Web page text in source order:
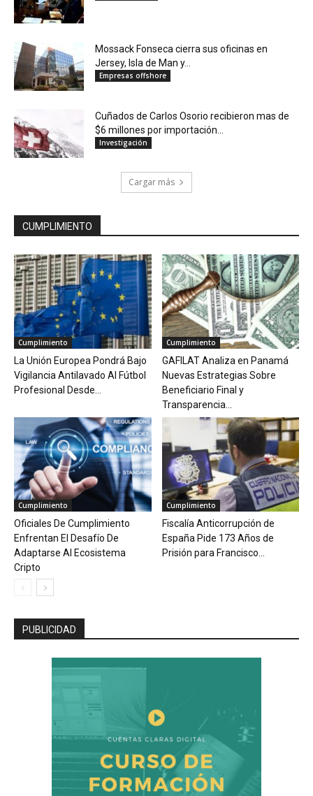
Mossack Fonseca cierra sus oficinas en
Jersey, Isla de Man y...
Empresas offshore
Cuñados de Carlos Osorio recibieron mas de
$6 millones por importación...
Investigación
Cargar más
CUMPLIMIENTO
Cumplimiento
La Unión Europea Pondrá Bajo
Vigilancia Antilavado Al Fútbol
Profesional Desde...
Cumplimiento
GAFILAT Analiza en Panamá
Nuevas Estrategias Sobre
Beneficiario Final y
Transparencia...
Cumplimiento
Oficiales De Cumplimiento
Enfrentan El Desafío De
Adaptarse Al Ecosistema
Cripto
Cumplimiento
Fiscalía Anticorrupción de
España Pide 173 Años de
Prisión para Francisco...
PUBLICIDAD